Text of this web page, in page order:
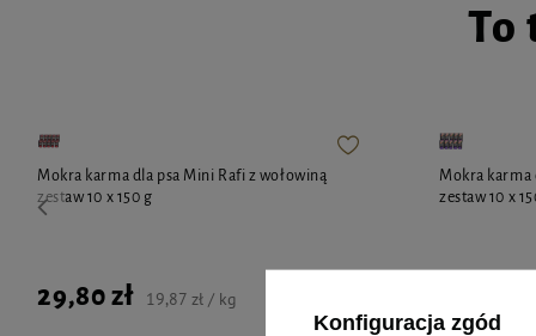
To
Mokra karma dla psa Mini Rafi z wołowiną
zestaw 10 x 150 g
29,80 zł 19,87 zł / kg
Mokra karma
zestaw 10 x
Konfiguracja zgód